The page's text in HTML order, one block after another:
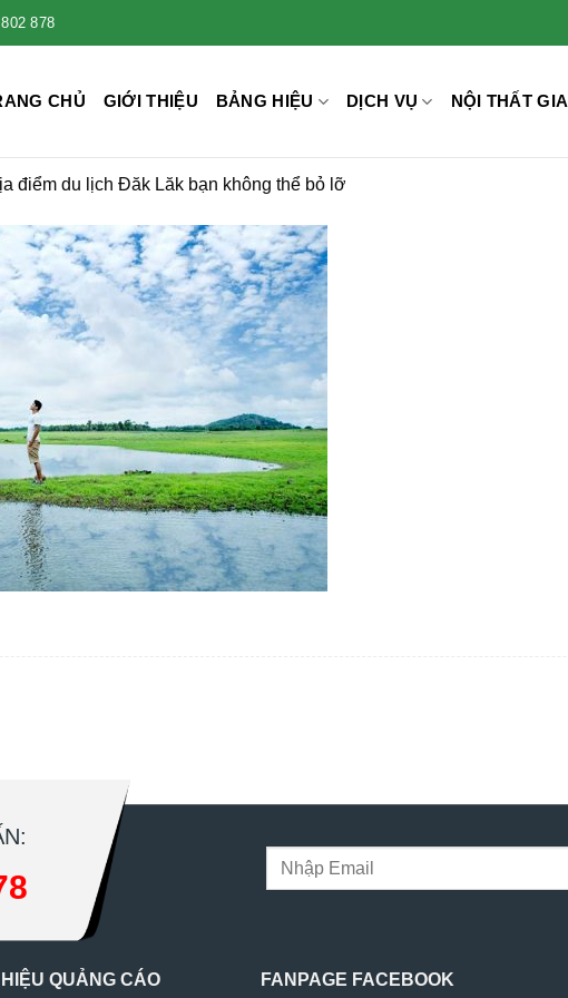
878
CHỦ GIỚI THIỆU BẢNG HIỆU DỊCH VỤ NỘI THẤT
điểm du lịch Đăk Lăk bạn không thể bỏ lỡ
QUẢNG CÁO FANPAGE FACEBOOK